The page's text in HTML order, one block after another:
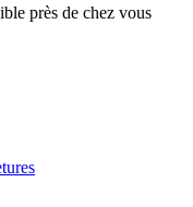
près de chez vous